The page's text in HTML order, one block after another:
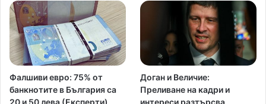
Фалшиви евро: 75% от
банкнотите в България са
20 и 50 лева (Експерти)
Доган и Величие:
Преливане на кадри и
интереси разтърсва